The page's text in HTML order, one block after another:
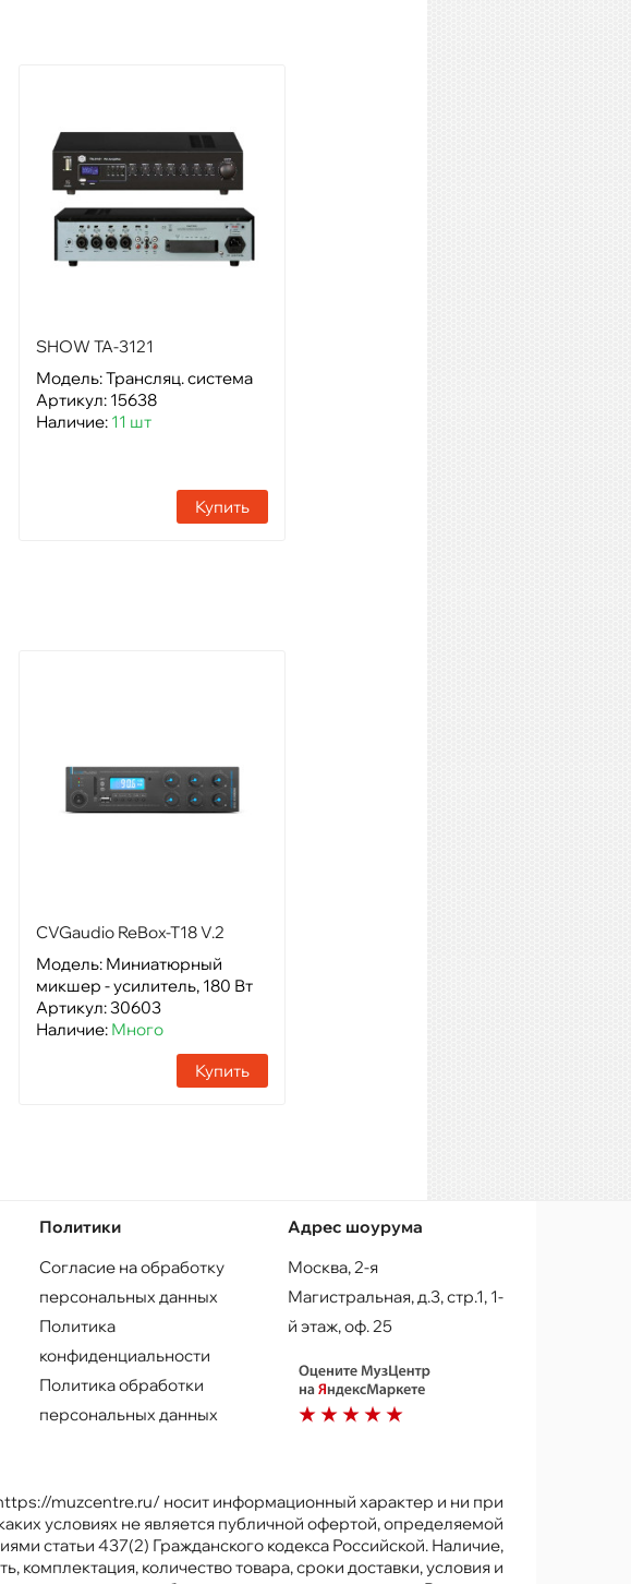
SHOW TA-3121
Модель: Трансляц. система
Артикул: 15638
Наличие: 11 шт
Купить
CVGaudio ReBox-T18 V.2
Модель: Миниатюрный
микшер - усилитель, 180 Вт
Артикул: 30603
Наличие: Много
Купить
Политики
Согласие на обработку
персональных данных
Политика
конфиденциальности
Политика обработки
персональных данных
Адрес шоурума
Москва, 2-я
Магистральная, д.3, стр.1, 1-
й этаж, оф. 25
muzcentre.ru/ носит информационный характер и ни при
условиях не является публичной офертой, определяемой
статьи 437(2) Гражданского кодекса Российской. Наличие,
комплектация, количество товара, сроки доставки, условия и